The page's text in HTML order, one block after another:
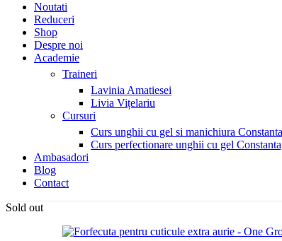
Noutati
Reduceri
Shop
Despre noi
Academie
Traineri
Lavinia Amatiesei
Livia Vițelariu
Cursuri
Curs unghii cu gel si manichiura
Curs perfectionare unghii cu gel
Ambasadori
Blog
Contact
Sold out